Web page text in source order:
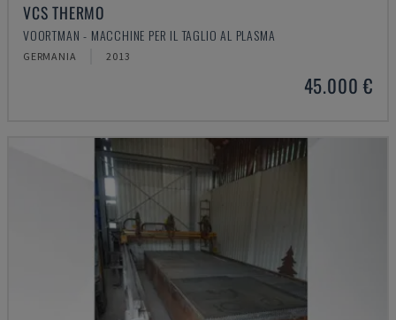
VCS THERMO
VOORTMAN - MACCHINE PER IL TAGLIO AL PLASMA
GERMANIA 2013
45.000 €